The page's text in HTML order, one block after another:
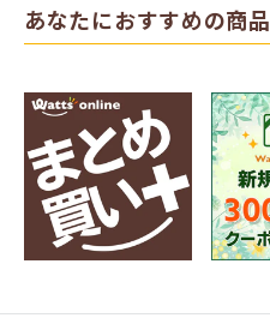
あなたにおすすめの商品